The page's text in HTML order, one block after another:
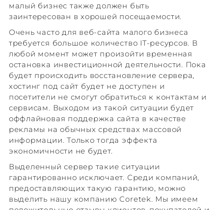
малый бизнес также должен быть
заинтересован в хорошей посещаемости.
Очень часто для веб-сайта малого бизнеса
требуется большое количество IT-ресурсов. В
любой момент может произойти временная
остановка инвестиционной деятельности. Пока
будет происходить восстановление сервера,
хостинг под сайт будет не доступен и
посетители не смогут обратиться к контактам и
сервисам. Выходом из такой ситуации будет
оффлайновая поддержка сайта в качестве
рекламы на обычных средствах массовой
информации. Только тогда эффекта
экономичности не будет.
Выделенный сервер такие ситуации
гарантированно исключает. Среди компаний,
предоставляющих такую гарантию, можно
выделить нашу компанию Coretek. Мы имеем